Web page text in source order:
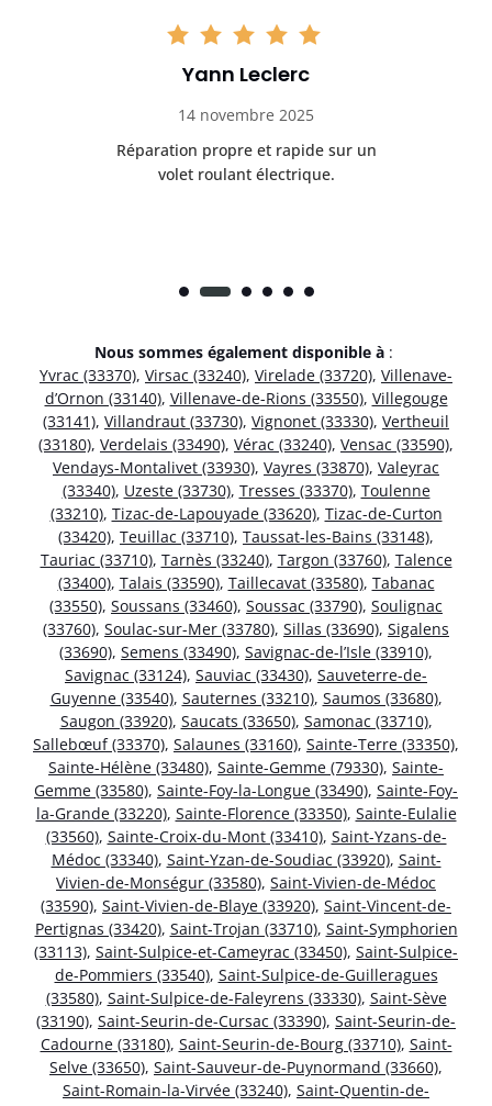
Yann Leclerc
14 novembre 2025
Réparation propre et rapide sur un
volet roulant électrique.
Nous sommes également disponible à :
Yvrac (33370), Virsac (33240), Virelade (33720), Villenave-
d’Ornon (33140), Villenave-de-Rions (33550), Villegouge
(33141), Villandraut (33730), Vignonet (33330), Vertheuil
(33180), Verdelais (33490), Vérac (33240), Vensac (33590),
Vendays-Montalivet (33930), Vayres (33870), Valeyrac
(33340), Uzeste (33730), Tresses (33370), Toulenne
(33210), Tizac-de-Lapouyade (33620), Tizac-de-Curton
(33420), Teuillac (33710), Taussat-les-Bains (33148),
Tauriac (33710), Tarnès (33240), Targon (33760), Talence
(33400), Talais (33590), Taillecavat (33580), Tabanac
(33550), Soussans (33460), Soussac (33790), Soulignac
(33760), Soulac-sur-Mer (33780), Sillas (33690), Sigalens
(33690), Semens (33490), Savignac-de-l’Isle (33910),
Savignac (33124), Sauviac (33430), Sauveterre-de-
Guyenne (33540), Sauternes (33210), Saumos (33680),
Saugon (33920), Saucats (33650), Samonac (33710),
Sallebœuf (33370), Salaunes (33160), Sainte-Terre (33350),
Sainte-Hélène (33480), Sainte-Gemme (79330), Sainte-
Gemme (33580), Sainte-Foy-la-Longue (33490), Sainte-Foy-
la-Grande (33220), Sainte-Florence (33350), Sainte-Eulalie
(33560), Sainte-Croix-du-Mont (33410), Saint-Yzans-de-
Médoc (33340), Saint-Yzan-de-Soudiac (33920), Saint-
Vivien-de-Monségur (33580), Saint-Vivien-de-Médoc
(33590), Saint-Vivien-de-Blaye (33920), Saint-Vincent-de-
Pertignas (33420), Saint-Trojan (33710), Saint-Symphorien
(33113), Saint-Sulpice-et-Cameyrac (33450), Saint-Sulpice-
de-Pommiers (33540), Saint-Sulpice-de-Guilleragues
(33580), Saint-Sulpice-de-Faleyrens (33330), Saint-Sève
(33190), Saint-Seurin-de-Cursac (33390), Saint-Seurin-de-
Cadourne (33180), Saint-Seurin-de-Bourg (33710), Saint-
Selve (33650), Saint-Sauveur-de-Puynormand (33660),
Saint-Romain-la-Virvée (33240), Saint-Quentin-de-